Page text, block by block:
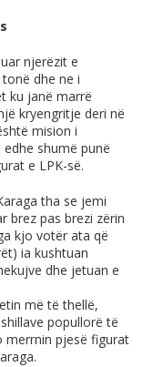
njerëzit e
dhe ne i
ku janë marrë
kryengritje deri në
mision i
shumë punë
e LPK-së.
tha se jemi
brez pas brezi zërin
kjo votër ata që
ia kushtuan
dhe jetuan e
më të thellë,
popullorë të
merrnin pjesë figurat